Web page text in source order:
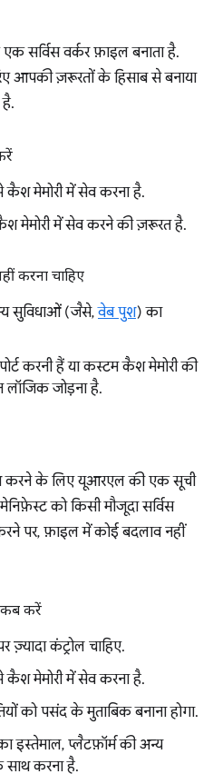
सर्विस वर्कर फ़ाइल बनाता है.
आपकी ज़रूरतों के हिसाब से बनाया
मेमोरी में सेव करना है.
मेमोरी में सेव करने की ज़रूरत है.
करना चाहिए
सुविधाओं (जैसे,वेब पुश) का
करनी हैं या कस्टम कैश मेमोरी की
लॉजिक जोड़ना है.
करने के लिए यूआरएल की एक सूची
को किसी मौजूदा सर्विस
पर, फ़ाइल में कोई बदलाव नहीं
कब करें
कंट्रोल चाहिए.
मेमोरी में सेव करना है.
को पसंद के मुताबिक बनाना होगा.
इस्तेमाल, प्लैटफ़ॉर्म की अन्य
करना है.